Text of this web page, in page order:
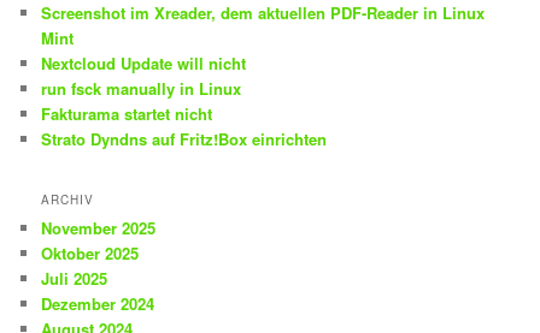
Screenshot im Xreader, dem aktuellen PDF-Reader in Linux
Mint
Nextcloud Update will nicht
run fsck manually in Linux
Fakturama startet nicht
Strato Dyndns auf Fritz!Box einrichten
ARCHIV
November 2025
Oktober 2025
Juli 2025
Dezember 2024
August 2024